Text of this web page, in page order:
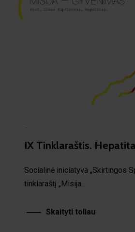
IX Tinklaraštis.
Socialinė iniciatyva „Skirtingos
tinklaraštį „Misija...
Skaityti toliau